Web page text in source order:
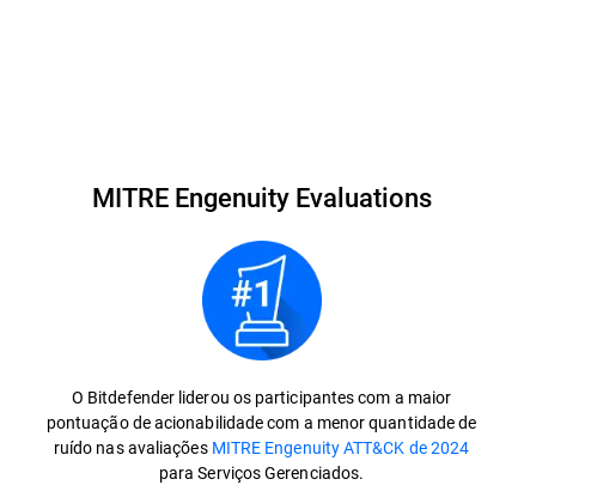
MITRE Engenuity Evaluations
O Bitdefender liderou os participantes com a maior
pontuação de acionabilidade com a menor quantidade de
ruído nas avaliações MITRE Engenuity ATT&CK de 2024
para Serviços Gerenciados.